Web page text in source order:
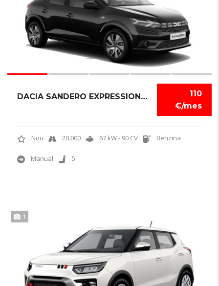
110
€/mes
DACIA SANDERO EXPRESSION TCE
Nou 20.000 67 kW - 90 CV Benzina
Manual 5
1